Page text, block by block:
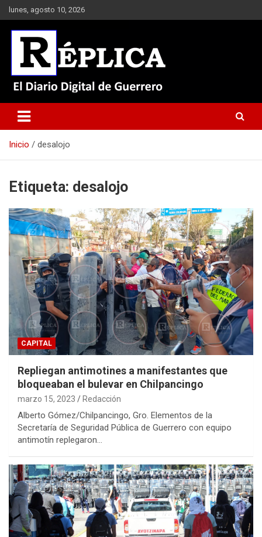
Saltar
al
contenido
lunes, agosto 10, 2026
Réplica
Inicio desalojo
Etiqueta: desalojo
CAPITAL
Repliegan antimotines a manifestantes que
bloqueaban el bulevar en Chilpancingo
marzo 15, 2023 Redacción
Alberto Gómez/Chilpancingo, Gro. Elementos de la
Secretaría de Seguridad Pública de Guerrero con equipo
antimotín replegaron…